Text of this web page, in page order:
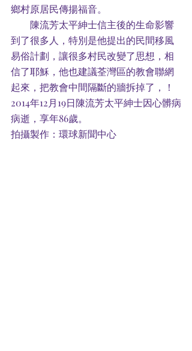
鄉村原居民傳揚福音。
到了很多人，特別是他提出的民間移風
易俗計劃，讓很多村民改變了思想，相
信了耶穌，他也建議荃灣區的教會聯網
起來，把教會中間隔斷的牆拆掉了，！
2014年12月19日陳流芳太平紳士因心髒病
病逝，享年86歲。
拍攝製作：環球新聞中心